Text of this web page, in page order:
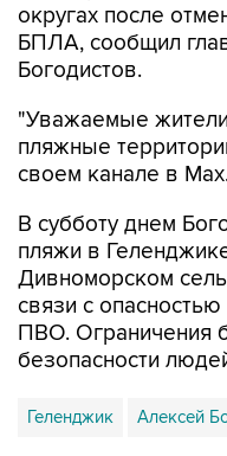
округах после
БПЛА, сообщил
Богодистов.
"Уважаемые
пляжные
своем канале в
В субботу днем
пляжи в
Дивноморском
связи с
ПВО. Ограничения
безопасности
Геленджик Алексей